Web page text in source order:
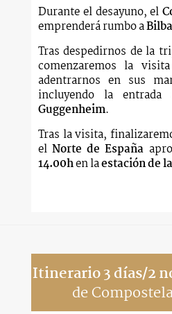
Durante el desayuno, el
emprenderá rumbo a
Tras despedirnos de la
comenzaremos la
adentrarnos en sus
incluyendo la entrada
Guggenheim.
Tras la visita,
elNorte de España
14.00hen laestación de
Itinerario 3 días/2
de